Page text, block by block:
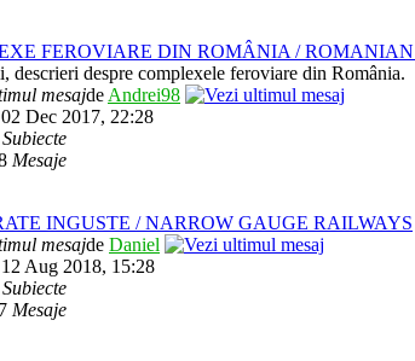
FEROVIARE DIN ROMÂNIA /
descrieri despre complexele feroviare din România.
mesajde Andrei98
Dec 2017, 22:28
Subiecte
Mesaje
INGUSTE / NARROW GAUGE RAILWAYS
mesajde Daniel
Aug 2018, 15:28
Subiecte
Mesaje